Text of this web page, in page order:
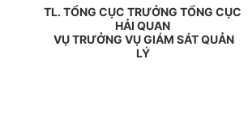
TL. TỔNG CỤC TRƯỞNG TỔNG CỤC
HẢI QUAN
VỤ TRƯỞNG VỤ GIÁM SÁT QUẢN
LÝ